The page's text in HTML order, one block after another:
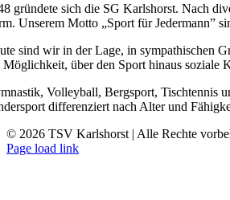
gründete sich die SG Karlshorst. Nach
Unserem Motto „Sport für Jedermann”
sind wir in der Lage, in sympathischen
Möglichkeit, über den Sport hinaus soziale
Volleyball, Bergsport, Tischtennis
differenziert nach Alter und
© 2026 TSV Karlshorst | Alle Rechte
Page load link